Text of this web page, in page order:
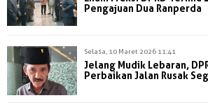
Pengajuan Dua Ranperda
Selasa, 10 Maret 2026 11:41
Jelang Mudik Lebaran,
Perbaikan Jalan Rusak